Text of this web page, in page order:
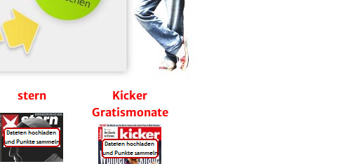
stern
Kicker
Gratismonate